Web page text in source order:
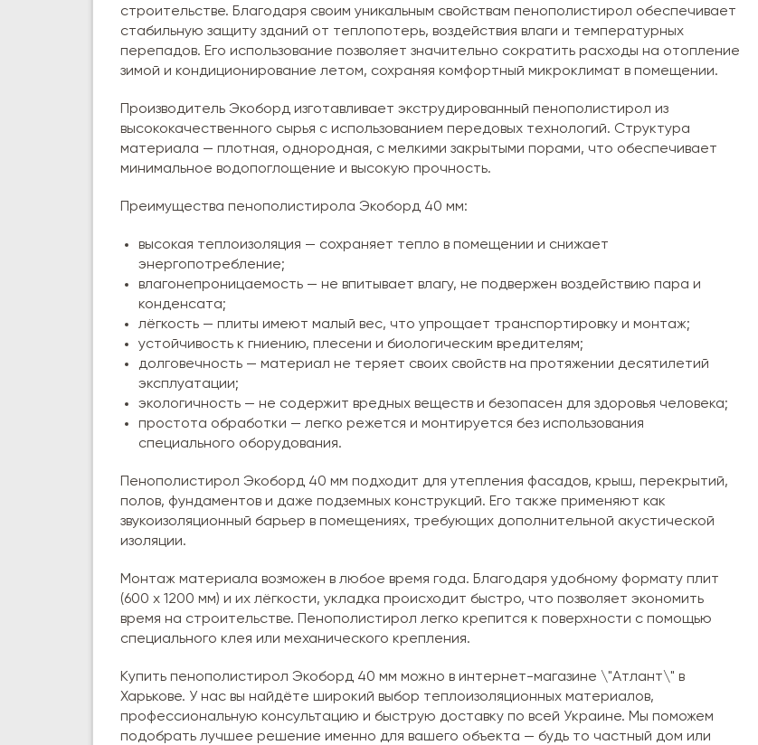
строительстве. Благодаря своим уникальным свойствам пенополистирол обеспечивает
стабильную защиту зданий от теплопотерь, воздействия влаги и температурных
перепадов. Его использование позволяет значительно сократить расходы на отопление
зимой и кондиционирование летом, сохраняя комфортный микроклимат в помещении.
Производитель Экоборд изготавливает экструдированный пенополистирол из
высококачественного сырья с использованием передовых технологий. Структура
материала — плотная, однородная, с мелкими закрытыми порами, что обеспечивает
минимальное водопоглощение и высокую прочность.
Преимущества пенополистирола Экоборд 40 мм:
высокая теплоизоляция — сохраняет тепло в помещении и снижает
энергопотребление;
влагонепроницаемость — не впитывает влагу, не подвержен воздействию пара и
конденсата;
лёгкость — плиты имеют малый вес, что упрощает транспортировку и монтаж;
устойчивость к гниению, плесени и биологическим вредителям;
долговечность — материал не теряет своих свойств на протяжении десятилетий
эксплуатации;
экологичность — не содержит вредных веществ и безопасен для здоровья человека;
простота обработки — легко режется и монтируется без использования
специального оборудования.
Пенополистирол Экоборд 40 мм подходит для утепления фасадов, крыш, перекрытий,
полов, фундаментов и даже подземных конструкций. Его также применяют как
звукоизоляционный барьер в помещениях, требующих дополнительной акустической
изоляции.
Монтаж материала возможен в любое время года. Благодаря удобному формату плит
(600 х 1200 мм) и их лёгкости, укладка происходит быстро, что позволяет экономить
время на строительстве. Пенополистирол легко крепится к поверхности с помощью
специального клея или механического крепления.
Купить пенополистирол Экоборд 40 мм можно в интернет-магазине \"Атлант\" в
Харькове. У нас вы найдёте широкий выбор теплоизоляционных материалов,
профессиональную консультацию и быструю доставку по всей Украине. Мы поможем
подобрать лучшее решение именно для вашего объекта — будь то частный дом или